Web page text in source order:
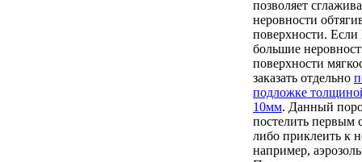
позволяет
неровности
поверхности.
большие
поверхности
заказать отдельно
подложке
10мм. Данный
постелить первым
либо приклеить к
например,